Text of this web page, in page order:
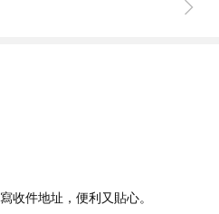
收件地址，便利又貼心。